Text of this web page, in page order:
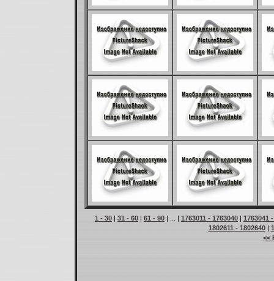
1 - 30 | 31 - 60 | 61 - 90 | ... | 1763011 - 1763040 | 1763041
1802611 - 1802640|
<<